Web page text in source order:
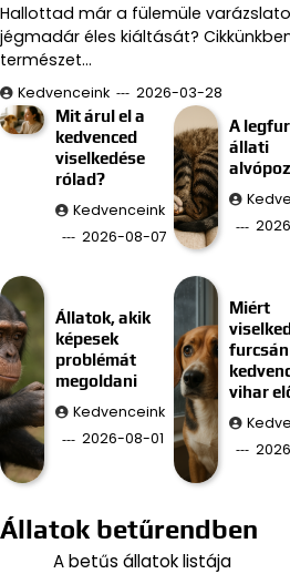
Hallottad már a fülemüle
jégmadár éles kiáltását?
természet…
Kedvenceink
2026-03-28
Mit árul el a
kedvenced
viselkedése
rólad?
Kedvenceink
2026-08-07
A
állati
Állatok, akik
képesek
problémát
megoldani
Kedvenceink
2026-08-01
Miért
furcsán
vihar
Állatok betűrendben
A betűs állatok listája